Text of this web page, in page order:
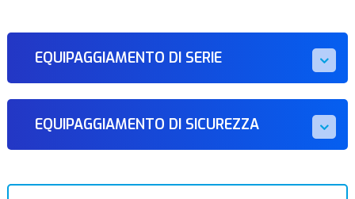
EQUIPAGGIAMENTO DI SERIE
EQUIPAGGIAMENTO DI SICUREZZA